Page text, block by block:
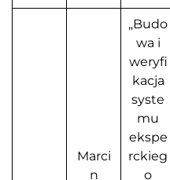
Marci
n
„Budo
wa i
weryfi
kacja
syste
mu
ekspe
rckieg
o